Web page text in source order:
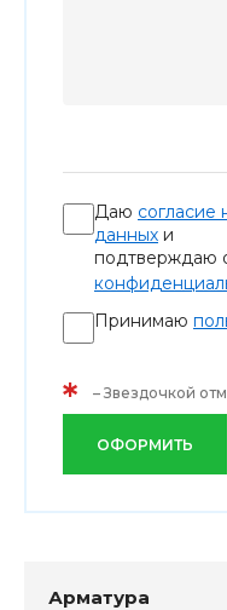
Арматура
Даю согласие
данных и
подтверждаю
Принимаю
* – Звездочкой
ОФОРМИТЬ